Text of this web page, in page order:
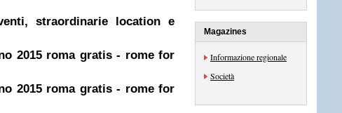
straordinarie location e
2015 roma gratis - rome for
2015 roma gratis - rome for
Magazines
Informazione regionale
Società